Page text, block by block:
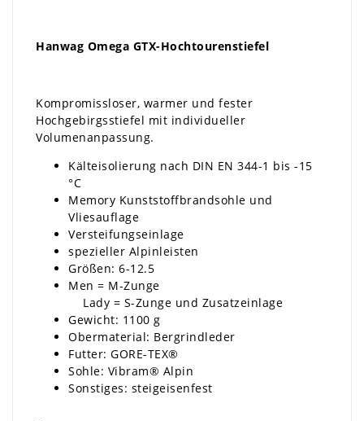
Hanwag Omega GTX-Hochtourenstiefel
Kompromissloser, warmer und fester
Hochgebirgsstiefel mit individueller
Volumenanpassung.
Kälteisolierung nach DIN EN 344-1 bis -15
°C
Memory Kunststoffbrandsohle und
Vliesauflage
Versteifungseinlage
spezieller Alpinleisten
Größen: 6-12.5
Men = M-Zunge
Lady = S-Zunge und Zusatzeinlage
Gewicht: 1100 g
Obermaterial: Bergrindleder
Futter: GORE-TEX®
Sohle: Vibram® Alpin
Sonstiges: steigeisenfest